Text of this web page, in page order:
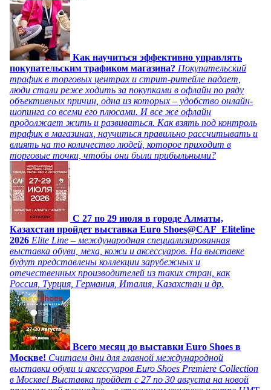
Как научиться эффективно управлять
покупательским трафиком магазина? Покупательский
трафик в торговых центрах и стрит-ритейле падает,
люди стали реже ходить за покупками в офлайн по ряду
объективных причин, одна из которых – удобство онлайн-
шопинга со всеми его плюсами. И все же офлайн
продолжает жить и развиваться. Как взять под контроль
трафик в магазинах, научиться правильно рассчитывать и
влиять на то количество людей, которое приходит в
торговые точки, чтобы они были прибыльными?
C 27 по 29 июля в городе Алматы,
Казахстан пройдет выставка Euro Shoes@CAF_Eliteline
2026 Elite Line – международная специализированная
выставка обуви, меха, кожи и аксессуаров. На выставке
будут представлены коллекции зарубежных и
отечественных производителей из таких стран, как
Россия, Турция, Германия, Италия, Казахстан и др.
Всего месяц до выставки Euro Shoes в
Москве! Считаем дни для главной международной
выставки обуви и аксессуаров Euro Shoes Premiere Collection
в Москве! Выставка пройдет с 27 по 30 августа на новой